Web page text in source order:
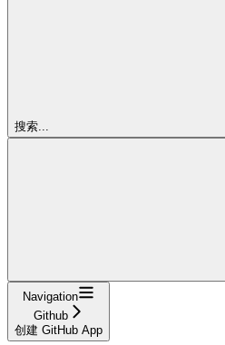
搜索...
Navigation
Github
创建 GitHub App